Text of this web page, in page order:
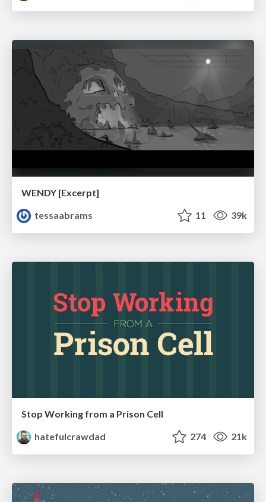
WENDY [Excerpt]
tessaabrams
11 39k
Stop Working from a Prison Cell
hatefulcrawdad
274 21k